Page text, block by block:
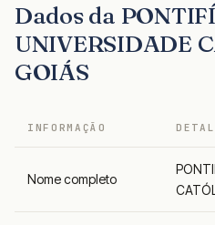
Dados da
UNIVERSIDADE
GOIÁS
INFORMAÇÃO
Nome completo